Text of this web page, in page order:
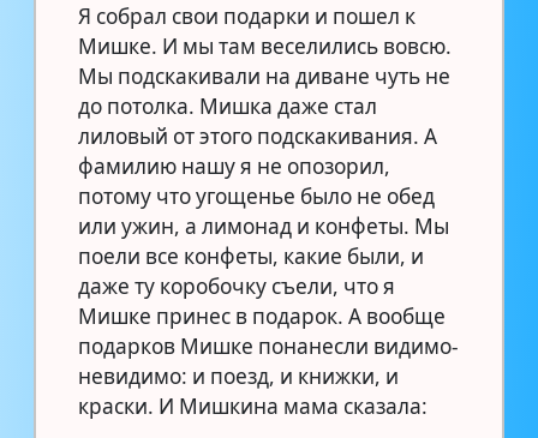
Я собрал свои подарки и пошел к
Мишке. И мы там веселились вовсю.
Мы подскакивали на диване чуть не
до потолка. Мишка даже стал
лиловый от этого подскакивания. А
фамилию нашу я не опозорил,
потому что угощенье было не обед
или ужин, а лимонад и конфеты. Мы
поели все конфеты, какие были, и
даже ту коробочку съели, что я
Мишке принес в подарок. А вообще
подарков Мишке понанесли видимо-
невидимо: и поезд, и книжки, и
краски. И Мишкина мама сказала: